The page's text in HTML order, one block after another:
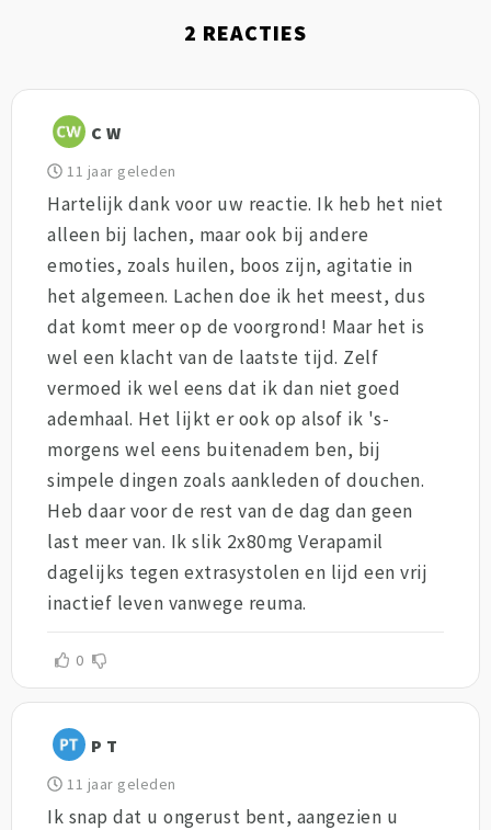
2 REACTIES
C W
11 jaar geleden
Hartelijk dank voor uw reactie. Ik heb het niet
alleen bij lachen, maar ook bij andere
emoties, zoals huilen, boos zijn, agitatie in
het algemeen. Lachen doe ik het meest, dus
dat komt meer op de voorgrond! Maar het is
wel een klacht van de laatste tijd. Zelf
vermoed ik wel eens dat ik dan niet goed
ademhaal. Het lijkt er ook op alsof ik 's-
morgens wel eens buitenadem ben, bij
simpele dingen zoals aankleden of douchen.
Heb daar voor de rest van de dag dan geen
last meer van. Ik slik 2x80mg Verapamil
dagelijks tegen extrasystolen en lijd een vrij
inactief leven vanwege reuma.
0
P T
11 jaar geleden
Ik snap dat u ongerust bent, aangezien u